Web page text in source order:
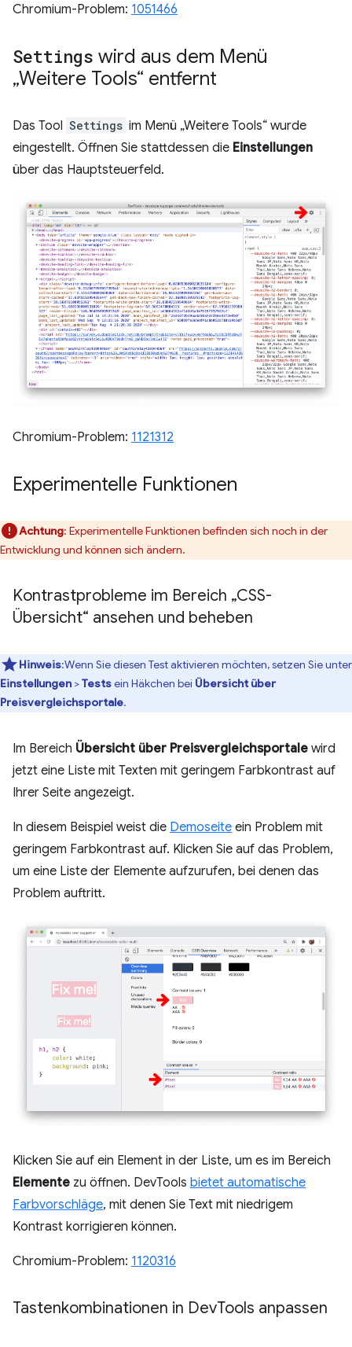
Chromium-Problem: 1051466
Settings wird aus dem Menü
„Weitere Tools“ entfernt
Das Tool Settings im Menü „Weitere Tools“ wurde
eingestellt. Öffnen Sie stattdessen die Einstellungen
über das Hauptsteuerfeld.
Chromium-Problem: 1121312
Experimentelle Funktionen
Achtung: Experimentelle Funktionen befinden sich noch in der
Entwicklung und können sich ändern.
Kontrastprobleme im Bereich „CSS-
Übersicht“ ansehen und beheben
Hinweis:Wenn Sie diesen Test aktivieren möchten, setzen Sie unter
Einstellungen >Testsein Häkchen bei Übersicht über
Preisvergleichsportale.
Im Bereich Übersicht über Preisvergleichsportale wird
jetzt eine Liste mit Texten mit geringem Farbkontrast auf
Ihrer Seite angezeigt.
In diesem Beispiel weist die Demoseite ein Problem mit
geringem Farbkontrast auf. Klicken Sie auf das Problem,
um eine Liste der Elemente aufzurufen, bei denen das
Problem auftritt.
Klicken Sie auf ein Element in der Liste, um es im Bereich
Elemente zu öffnen. DevTools bietet automatische
Farbvorschläge, mit denen Sie Text mit niedrigem
Kontrast korrigieren können.
Chromium-Problem: 1120316
Tastenkombinationen in DevTools anpassen